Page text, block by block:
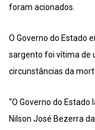
foram acionados.
O Governo do Estado
sargento foi vítima de
circunstâncias da
“O Governo do
Nilson José Bezerra